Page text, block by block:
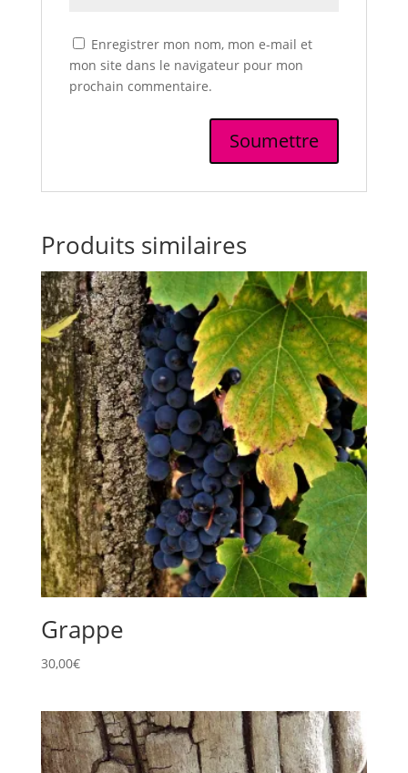
Enregistrer mon nom, mon e-mail et
mon site dans le navigateur pour mon
prochain commentaire.
Produits similaires
Grappe
30,00€